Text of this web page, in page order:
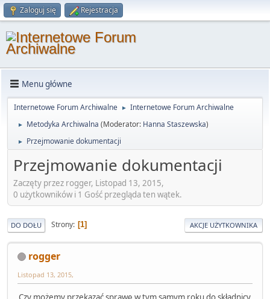
Zaloguj się Rejestracja
Menu główne
Internetowe Forum Archiwalne ► Internetowe Forum Archiwalne
► Metodyka Archiwalna (Moderator: Hanna Staszewska)
► Przejmowanie dokumentacji
Przejmowanie dokumentacji
Zaczęty przez rogger, Listopad 13, 2015,
0 użytkowników i 1 Gość przegląda ten wątek.
DO DOŁU Strony 1 AKCJE UŻYTKOWNIKA
rogger
Listopad 13, 2015,